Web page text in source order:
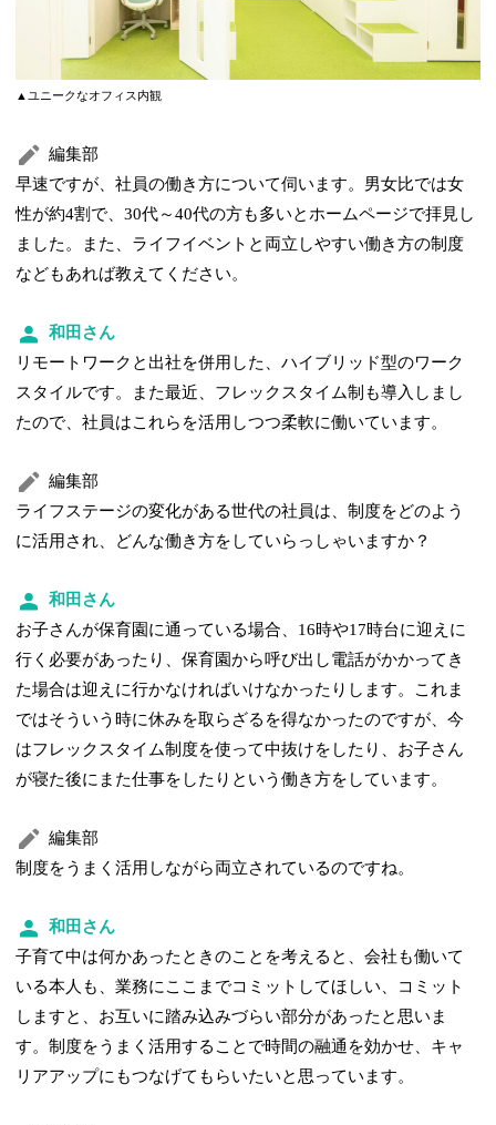
▲ユニークなオフィス内観
編集部
早速ですが、社員の働き方について伺います。男女比では女
性が約4割で、30代～40代の方も多いとホームページで拝見し
ました。また、ライフイベントと両立しやすい働き方の制度
などもあれば教えてください。
和田さん
リモートワークと出社を併用した、ハイブリッド型のワーク
スタイルです。また最近、フレックスタイム制も導入しまし
たので、社員はこれらを活用しつつ柔軟に働いています。
編集部
ライフステージの変化がある世代の社員は、制度をどのよう
に活用され、どんな働き方をしていらっしゃいますか？
和田さん
お子さんが保育園に通っている場合、16時や17時台に迎えに
行く必要があったり、保育園から呼び出し電話がかかってき
た場合は迎えに行かなければいけなかったりします。これま
ではそういう時に休みを取らざるを得なかったのですが、今
はフレックスタイム制度を使って中抜けをしたり、お子さん
が寝た後にまた仕事をしたりという働き方をしています。
編集部
制度をうまく活用しながら両立されているのですね。
和田さん
子育て中は何かあったときのことを考えると、会社も働いて
いる本人も、業務にここまでコミットしてほしい、コミット
しますと、お互いに踏み込みづらい部分があったと思いま
す。制度をうまく活用することで時間の融通を効かせ、キャ
リアアップにもつなげてもらいたいと思っています。